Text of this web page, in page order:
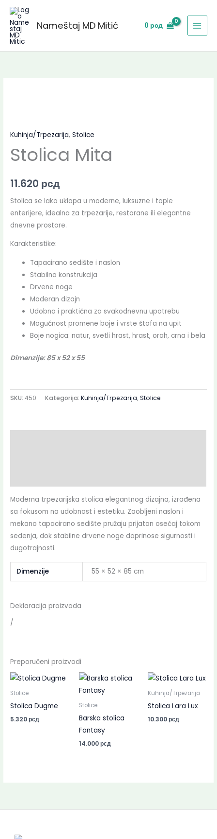
Skip
content
Nameštaj MD Mitić 0 рсд
Kuhinja/Trpezarija,Stolice
Stolica Mita
11.620 рсд
Stolica se lako uklapa u moderne, luksuzne i tople
enterijere, idealna za trpezarije, restorane ili elegantne
dnevne prostore.
Karakteristike:
Tapacirano sedište i naslon
Stabilna konstrukcija
Drvene noge
Moderan dizajn
Udobna i praktična za svakodnevnu upotrebu
Mogućnost promene boje i vrste štofa na upit
Boje nogica: natur, svetli hrast, hrast, orah, crna i bela
Dimenzije: 85 x 52 x 55
SKU:450 Kategorija:Kuhinja/Trpezarija,Stolice
Moderna trpezarijska stolica elegantnog dizajna, izrađena
sa fokusom na udobnost i estetiku. Zaobljeni naslon i
mekano tapacirano sedište pružaju prijatan osećaj tokom
sedenja, dok stabilne drvene noge doprinose sigurnosti i
dugotrajnosti.
Dimenzije 55 × 52 × 85 cm
Deklaracija proizvoda
/
Preporučeni proizvodi
Stolice
Stolica Dugme
5.320рсд
Stolice
Barska stolica
Fantasy
14.000рсд
Kuhinja/Trpezarija
Stolica Lara Lux
10.300рсд